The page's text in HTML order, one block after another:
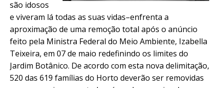
são idosos
e viveram lá todas as suas vidas–enfrenta a
aproximação de uma remoção total após o anúncio
feito pela Ministra Federal do Meio Ambiente, Izabella
Teixeira, em 07 de maio redefinindo os limites do
Jardim Botânico. De acordo com esta nova delimitação,
520 das 619 famílias do Horto deverão ser removidas